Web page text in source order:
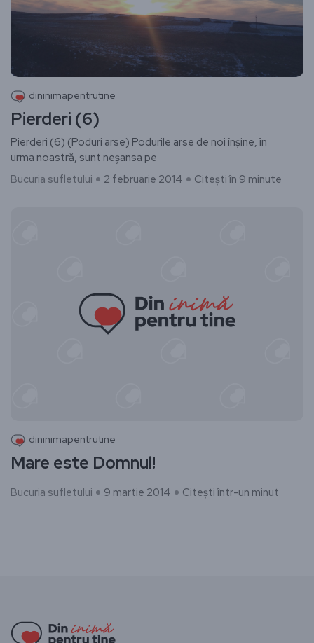
dininimapentrutine
Pierderi (6)
Pierderi (6) (Poduri arse) Podurile arse de noi înșine, în
urma noastră, sunt neșansa pe
Bucuria sufletului
2 februarie 2014 Citești în 9 minute
dininimapentrutine
Mare este Domnul!
Bucuria sufletului 9 martie 2014 Citești într-un minut